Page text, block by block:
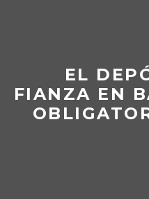
EL
FIANZA EN